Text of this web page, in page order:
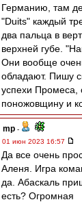
Германию, там
"Duits" каждый
два пальца в
верхней губе.
Они вообще
обладают. Пишу
успехи Промеса,
поножовщину и
mp -
01 июн 2023 16:57
Да все очень
Аленя. Игра
да. Абаскаль
есть? Огромная